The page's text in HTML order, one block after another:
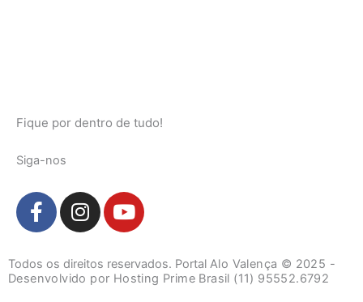
Fique por dentro de tudo!
Siga-nos
F
a
e
b
I
n
t
a
Y
o
t
u
Todos os direitos reservados. Portal Alo Valença © 2025 -
Desenvolvido por Hosting Prime Brasil (11) 95552.6792